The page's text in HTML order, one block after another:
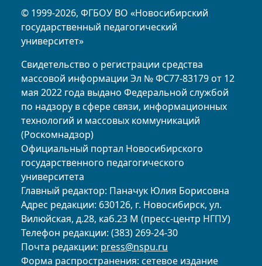
© 1999-2026, ФГБОУ ВО «Новосибирский
государственный педагогический
университет»
Свидетельство о регистрации средства
массовой информации Эл № ФС77-83179 от 12
мая 2022 года выдано Федеральной службой
по надзору в сфере связи, информационных
технологий и массовых коммуникаций
(Роскомнадзор)
Официальный портал Новосибирского
государственного педагогического
университета
Главный редактор: Паначук Юлия Борисовна
Адрес редакции: 630126, г. Новосибирск, ул.
Вилюйская, д.28, каб.23 М (пресс-центр НГПУ)
Телефон редакции: (383) 269-24-30
Почта редакции: press@nspu.ru
Форма распространения: сетевое издание